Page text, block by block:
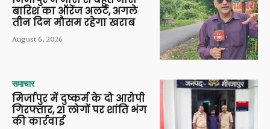
बारिश का ऑरेंज अलर्ट, अगले
तीन दिन मौसम रहेगा खराब
August 6, 2026
समाचार
मिर्जापुर में दुष्कर्म के दो आरोपी
गिरफ्तार, 21 लोगों पर शांति भंग
की कार्रवाई